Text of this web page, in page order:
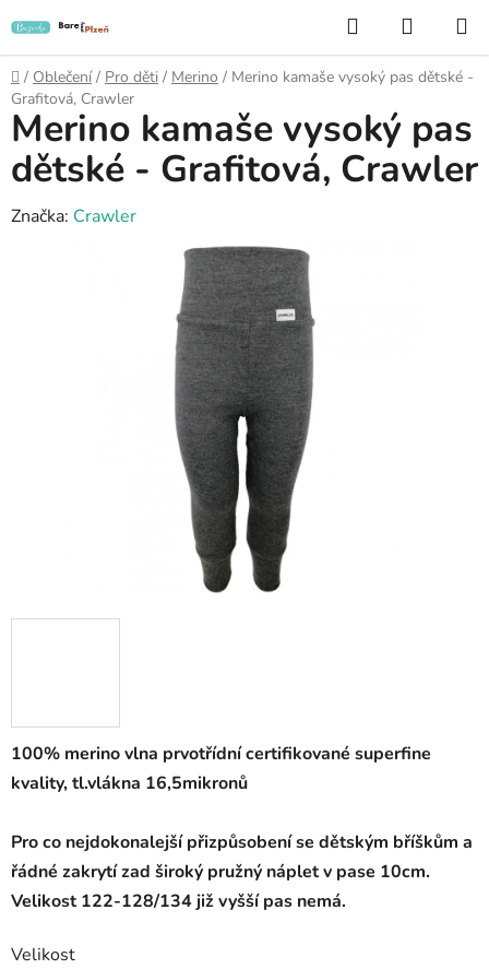
na
obsah
Hledat
KOŠÍK
Domů
/ Oblečení / Pro děti / Merino / Merino kamaše vysoký pas dětské -
Grafitová, Crawler
100% merino vlna prvotřídní certifikované superfine
kvality, tl.vlákna 16,5mikronů
Pro co nejdokonalejší přizpůsobení se dětským bříškům a
řádné zakrytí zad široký pružný náplet v pase 10cm.
Velikost 122-128/134 již vyšší pas nemá.
Velikost
Merino kamaše vysoký pas
dětské - Grafitová, Crawler
Značka: Crawler